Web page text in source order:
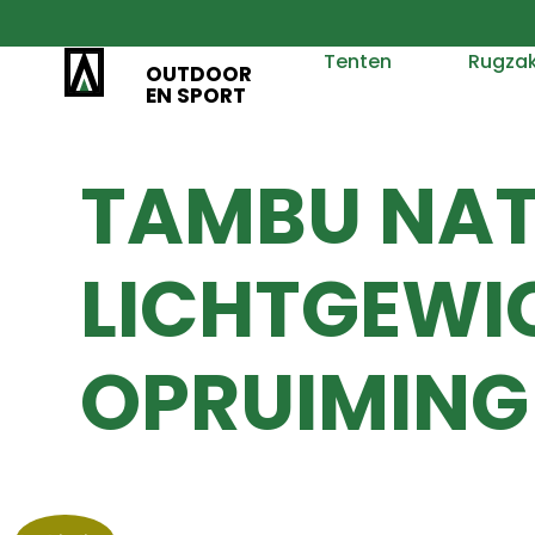
OUTDOOR
EN SPORT
Tenten
TAMBU